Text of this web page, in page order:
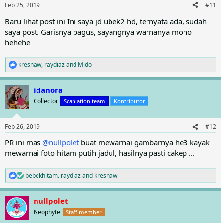
s
:
Feb 25, 2019 #11
Baru lihat post ini Ini saya jd ubek2 hd, ternyata ada, sudah
saya post. Garisnya bagus, sayangnya warnanya mono
hehehe
R
e
a
c
t
i
s
:
kresnaw, raydiazand Mido
idanora
Collector Scanlation team Kontributor
Feb 26, 2019 #12
PR ini mas @nullpolet buat mewarnai gambarnya he3 kayak
mewarnai foto hitam putih jadul, hasilnya pasti cakep ...
R
e
a
c
t
i
bebekhitam, raydiazand kresnaw
nullpolet
Neophyte Staff member